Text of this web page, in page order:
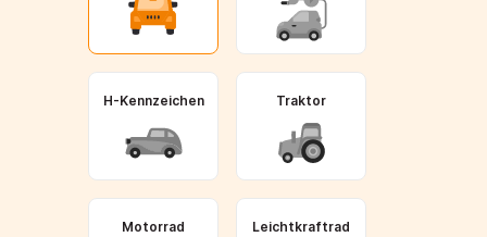
H-Kennzeichen Traktor
Motorrad Leichtkraftrad